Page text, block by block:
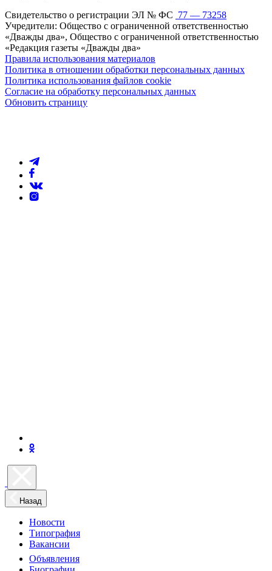
Свидетельство о регистрации ЭЛ № ФС 77 — 73258
Учредители: Общество с ограниченной ответственностью
«Дважды два», Общество с ограниченной ответственностью
«Редакция газеты «Дважды два»
Правила использования материалов
Политика в отношении обработки персональных данных
Политика использования файлов cookie
Согласие на обработку персональных данных
Обновить страницу
Назад
Новости
Типография
Вакансии
Объявления